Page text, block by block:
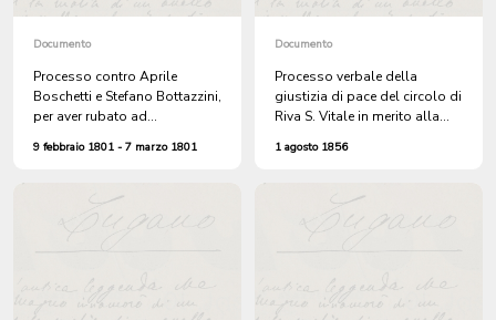
Documento
Processo contro Aprile
Boschetti e Stefano Bottazzini,
per aver rubato ad
Viganello 15 staia di pane,
olla d'olio di noci, una gerla
di castagne, una tovaglia e 4
9 febbraio 1801 - 7 marzo 1801
Documento
Processo verbale della
giustizia di pace del circolo di
Riva S. Vitale in merito alla
Bernasconi di Riva per il furto
salami, formaggio e pane,
nella sua cantina a Capolago
1 agosto 1856